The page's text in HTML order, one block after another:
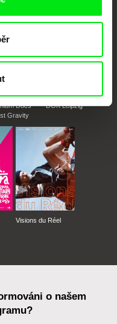
Docs
Gravity
DOK Leipzig
Visions du Réel
o našem